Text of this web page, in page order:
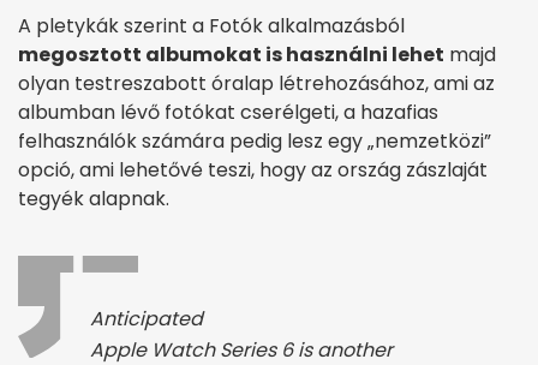
A pletykák szerint a Fotók alkalmazásból
megosztott albumokat is használni lehet majd
olyan testreszabott óralap létrehozásához, ami az
albumban lévő fotókat cserélgeti, a hazafias
felhasználók számára pedig lesz egy „nemzetközi”
opció, ami lehetővé teszi, hogy az ország zászlaját
tegyék alapnak.
Anticipated
Apple Watch Series 6 is another